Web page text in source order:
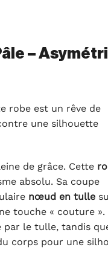
–
robe est un rêve de
une silhouette
de grâce. Cette
absolu. Sa coupe
nœud en tulle
touche « couture ».
le tulle, tandis
corps pour une